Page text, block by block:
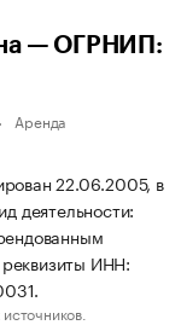
— ОГРНИП:
Аренда
22.06.2005, в
деятельности:
ИНН: